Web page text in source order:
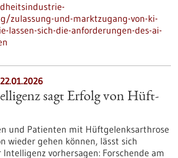
zulassung-und-marktzugang-von-ki-
lassen-sich-die-anforderungen-des-ai-
sagt Erfolg von Hüft-
und Patienten mit Hüftgelenksarthrose
wieder gehen können, lässt sich
vorhersagen: Forschende am